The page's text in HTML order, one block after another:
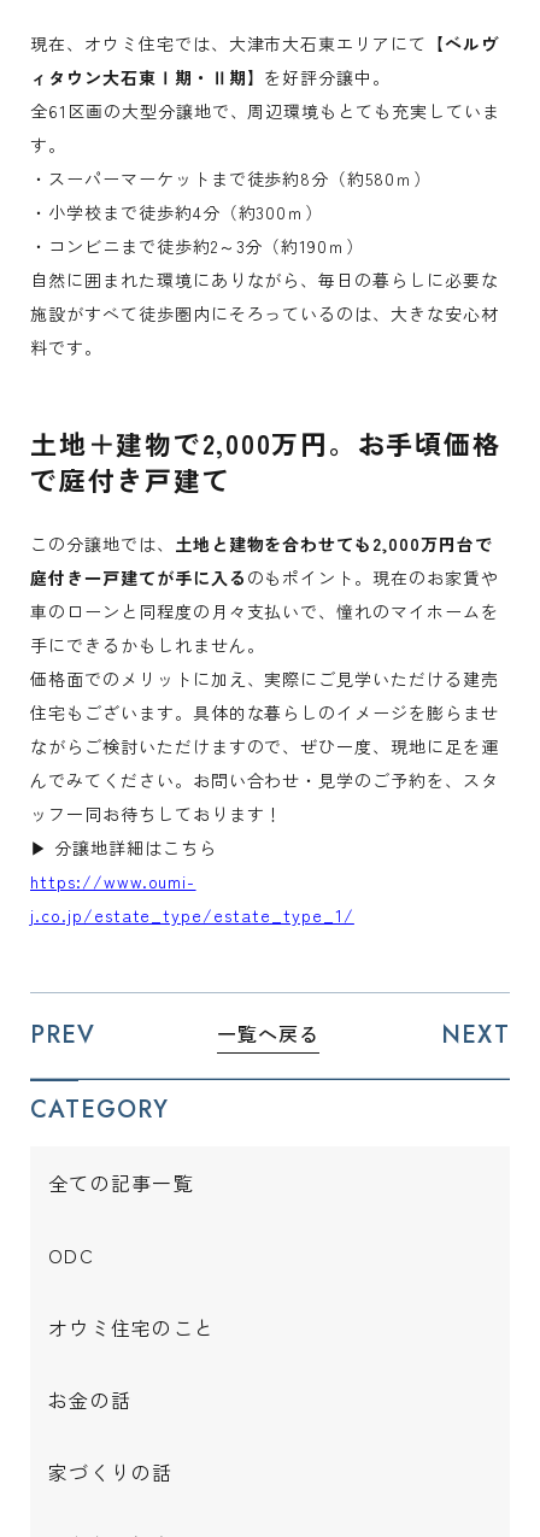
現在、オウミ住宅では、大津市大石東エリアにて 【ベルヴ
ィタウン大石東Ⅰ期・Ⅱ期】 を好評分譲中。
全61区画の大型分譲地で、周辺環境もとても充実していま
す。
・スーパーマーケットまで徒歩約8分（約580ｍ）
・小学校まで徒歩約4分（約300ｍ）
・コンビニまで徒歩約2～3分（約190ｍ）
自然に囲まれた環境にありながら、毎日の暮らしに必要な
施設がすべて徒歩圏内にそろっているのは、大きな安心材
料です。
土地＋建物で2,000万円。お手頃価格
で庭付き戸建て
この分譲地では、 土地と建物を合わせても2,000万円台で
庭付き一戸建てが手に入る のもポイント。現在のお家賃や
車のローンと同程度の月々支払いで、憧れのマイホームを
手にできるかもしれません。
価格面でのメリットに加え、実際にご見学いただける建売
住宅もございます。具体的な暮らしのイメージを膨らませ
ながらご検討いただけますので、ぜひ一度、現地に足を運
んでみてください。お問い合わせ・見学のご予約を、スタ
ッフ一同お待ちしております！
▶ 分譲地詳細はこちら
https://www.oumi-
j.co.jp/estate_type/estate_type_1/
PREV 一覧へ戻る NEXT
CATEGORY
全ての記事一覧
ODC
オウミ住宅のこと
お金の話
家づくりの話